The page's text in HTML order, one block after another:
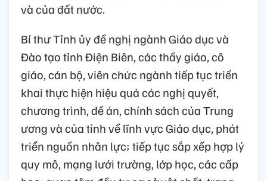
và của đất nước.
Bí thư Tỉnh ủy đề nghị ngành Giáo dục và
Đào tạo tỉnh Điện Biên, các thầy giáo, cô
giáo, cán bộ, viên chức ngành tiếp tục triển
khai thực hiện hiệu quả các nghị quyết,
chương trình, đề án, chính sách của Trung
ương và của tỉnh về lĩnh vực Giáo dục, phát
triển nguồn nhân lực; tiếp tục sắp xếp hợp lý
quy mô, mạng lưới trường, lớp học, các cấp